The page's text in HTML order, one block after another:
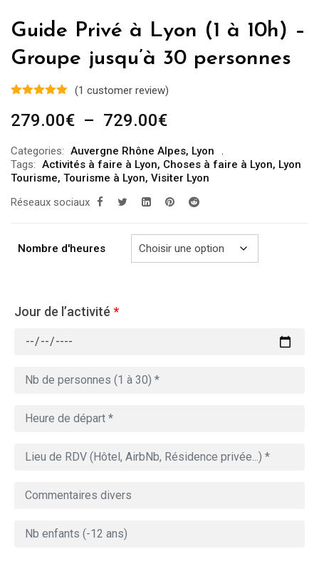
Guide Privé à Lyon (1 à 10h) –
Groupe jusqu’à 30 personnes
(1 customer review)
279.00€ – 729.00€Plage
prix :
279.00€
à
Categories: Auvergne Rhône Alpes, Lyon
Tags: Activités à faire à Lyon, Choses à faire à Lyon, Lyon
Tourisme, Tourisme à Lyon, Visiter Lyon
Réseaux sociaux
Nombre d'heures
Jour de l’activité *